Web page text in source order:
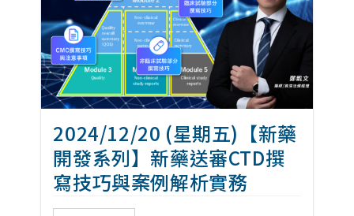
2024/12/20 (星期五)【新藥
開發系列】新藥送審CTD撰
寫技巧與案例解析實務